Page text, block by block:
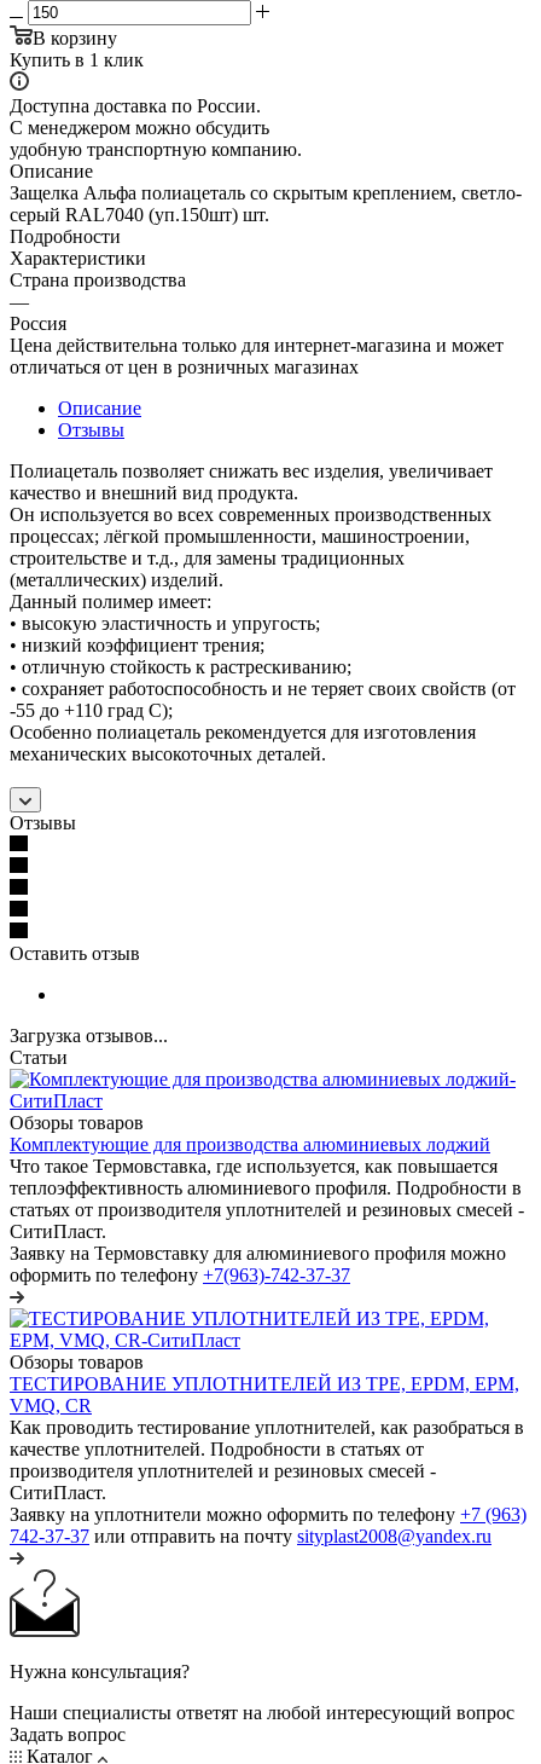
В корзину
Купить в 1 клик
Доступна доставка по России.
С менеджером можно обсудить
удобную транспортную компанию.
Описание
Защелка Альфа полиацеталь со скрытым креплением, светло-
серый RAL7040 (уп.150шт) шт.
Подробности
Характеристики
Страна производства
—
Россия
Цена действительна только для интернет-магазина и может
отличаться от цен в розничных магазинах
Описание
Отзывы
Полиацеталь позволяет снижать вес изделия, увеличивает
качество и внешний вид продукта.
Он используется во всех современных производственных
процессах; лёгкой промышленности, машиностроении,
строительстве и т.д., для замены традиционных
(металлических) изделий.
Данный полимер имеет:
• высокую эластичность и упругость;
• низкий коэффициент трения;
• отличную стойкость к растрескиванию;
• сохраняет работоспособность и не теряет своих свойств (от
-55 до +110 град С);
Особенно полиацеталь рекомендуется для изготовления
механических высокоточных деталей.
Отзывы
Оставить отзыв
Загрузка отзывов...
Статьи
Обзоры товаров
Комплектующие для производства алюминиевых лоджий
Что такое Термовставка, где используется, как повышается
теплоэффективность алюминиевого профиля. Подробности в
статьях от производителя уплотнителей и резиновых смесей -
СитиПласт.
Заявку на Термовставку для алюминиевого профиля можно
оформить по телефону +7(963)-742-37-37
Обзоры товаров
ТЕСТИРОВАНИЕ УПЛОТНИТЕЛЕЙ ИЗ TPE, EPDM, EPM,
VMQ, CR
Как проводить тестирование уплотнителей, как разобраться в
качестве уплотнителей. Подробности в статьях от
производителя уплотнителей и резиновых смесей -
СитиПласт.
Заявку на уплотнители можно оформить по телефону +7 (963)
742-37-37 или отправить на почту sityplast2008@yandex.ru
Нужна консультация?
Наши специалисты ответят на любой интересующий вопрос
Задать вопрос
Каталог